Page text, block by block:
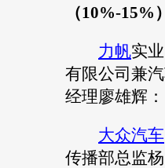
（10%-15%
力帆实
有限公司兼
经理廖雄辉
大众汽车
传播部总监